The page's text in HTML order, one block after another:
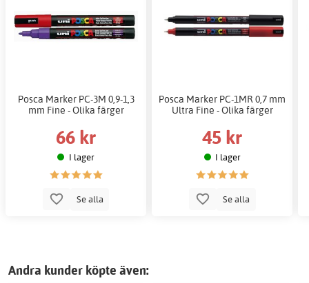
Posca Marker PC-3M 0,9-1,3
mm Fine - Olika färger
66 kr
I lager
Se alla
Posca Marker PC-1MR 0,7 mm
Ultra Fine - Olika färger
45 kr
I lager
Se alla
Andra kunder köpte även: